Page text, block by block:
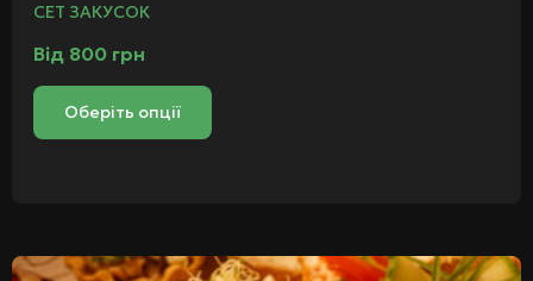
СЕТ ЗАКУСОК
Від 800 грн
Оберіть опції